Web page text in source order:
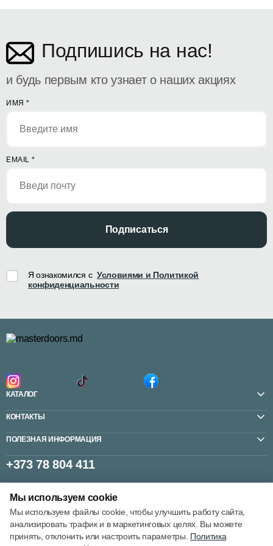
Подпишись на нас!
и будь первым кто узнает о наших акциях
ИМЯ *
EMAIL *
Подписаться
Я ознакомился с Условиями и Политикой
конфиденциальности
КАТАЛОГ
КОНТАКТЫ
ПОЛЕЗНАЯ ИНФОРМАЦИЯ
+373 78 804 411
Настройки cookie
Политика использования cookie
Мы используем cookie
Мы используем файлы cookie, чтобы улучшить работу сайта,
анализировать трафик и в маркетинговых целях. Вы можете
принять, отклонить или настроить параметры. Политика